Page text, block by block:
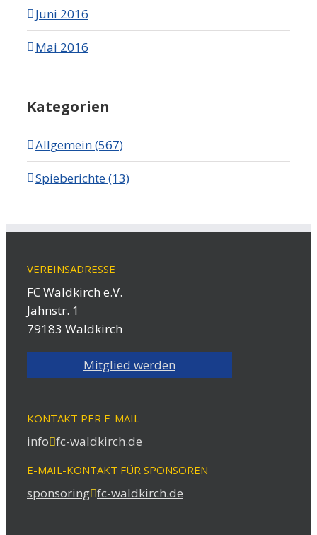
Juni 2016
Mai 2016
Kategorien
Allgemein (567)
Spieberichte (13)
VEREINSADRESSE
FC Waldkirch e.V.
Jahnstr. 1
79183 Waldkirch
Mitglied werden
KONTAKT PER E-MAIL
info fc-waldkirch.de
E-MAIL-KONTAKT FÜR SPONSOREN
sponsoring fc-waldkirch.de